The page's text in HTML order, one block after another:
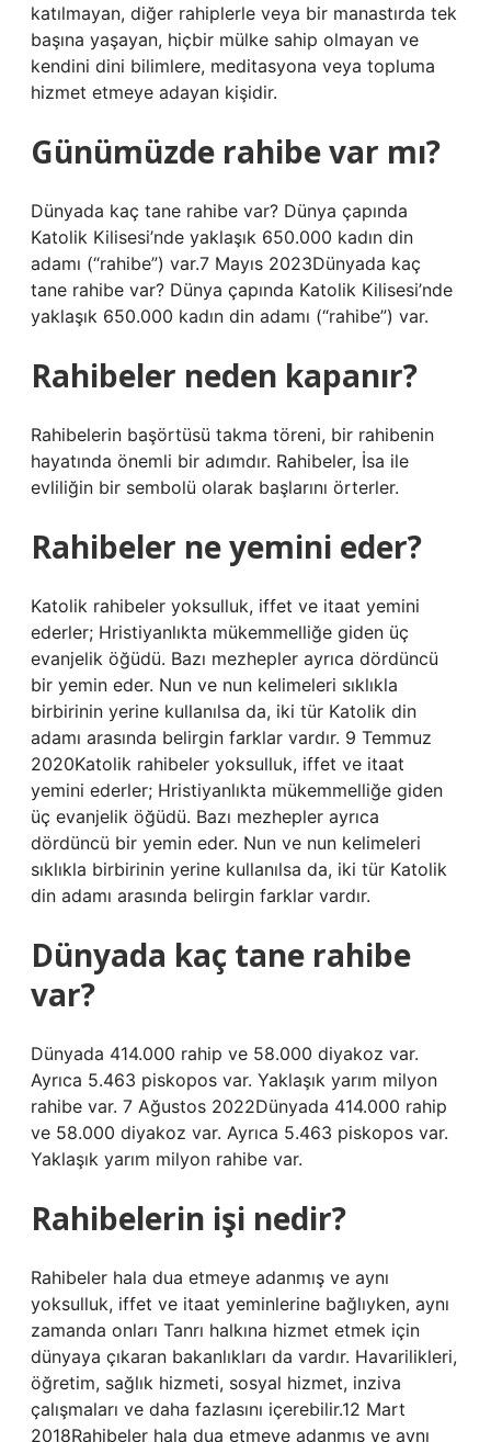
katılmayan, diğer rahiplerle veya bir manastırda tek
başına yaşayan, hiçbir mülke sahip olmayan ve
kendini dini bilimlere, meditasyona veya topluma
hizmet etmeye adayan kişidir.
Günümüzde rahibe var mı?
Dünyada kaç tane rahibe var? Dünya çapında
Katolik Kilisesi’nde yaklaşık 650.000 kadın din
adamı (“rahibe”) var.7 Mayıs 2023Dünyada kaç
tane rahibe var? Dünya çapında Katolik Kilisesi’nde
yaklaşık 650.000 kadın din adamı (“rahibe”) var.
Rahibeler neden kapanır?
Rahibelerin başörtüsü takma töreni, bir rahibenin
hayatında önemli bir adımdır. Rahibeler, İsa ile
evliliğin bir sembolü olarak başlarını örterler.
Rahibeler ne yemini eder?
Katolik rahibeler yoksulluk, iffet ve itaat yemini
ederler; Hristiyanlıkta mükemmelliğe giden üç
evanjelik öğüdü. Bazı mezhepler ayrıca dördüncü
bir yemin eder. Nun ve nun kelimeleri sıklıkla
birbirinin yerine kullanılsa da, iki tür Katolik din
adamı arasında belirgin farklar vardır. 9 Temmuz
2020Katolik rahibeler yoksulluk, iffet ve itaat
yemini ederler; Hristiyanlıkta mükemmelliğe giden
üç evanjelik öğüdü. Bazı mezhepler ayrıca
dördüncü bir yemin eder. Nun ve nun kelimeleri
sıklıkla birbirinin yerine kullanılsa da, iki tür Katolik
din adamı arasında belirgin farklar vardır.
Dünyada kaç tane rahibe
var?
Dünyada 414.000 rahip ve 58.000 diyakoz var.
Ayrıca 5.463 piskopos var. Yaklaşık yarım milyon
rahibe var. 7 Ağustos 2022Dünyada 414.000 rahip
ve 58.000 diyakoz var. Ayrıca 5.463 piskopos var.
Yaklaşık yarım milyon rahibe var.
Rahibelerin işi nedir?
Rahibeler hala dua etmeye adanmış ve aynı
yoksulluk, iffet ve itaat yeminlerine bağlıyken, aynı
zamanda onları Tanrı halkına hizmet etmek için
dünyaya çıkaran bakanlıkları da vardır. Havarilikleri,
öğretim, sağlık hizmeti, sosyal hizmet, inziva
çalışmaları ve daha fazlasını içerebilir.12 Mart
2018Rahibeler hala dua etmeye adanmış ve aynı